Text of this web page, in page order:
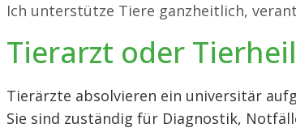
Ich unterstütze Tiere ganzheitlich,
Tierarzt oder
Tierärzte absolvieren ein universitär
Sie sind zuständig für Diagnostik,